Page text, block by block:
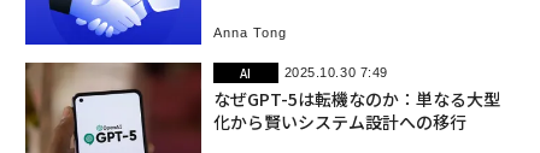
Anna Tong
AI 2025.10.30 7:49
なぜGPT-5は転機なのか：単なる大型
化から賢いシステム設計への移行